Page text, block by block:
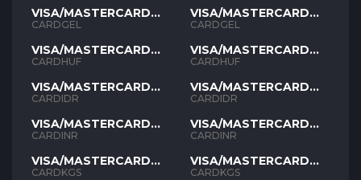
VISA/MASTERCARD
GEL
CARDGEL
VISA/MASTERCARD
HUF
CARDHUF
VISA/MASTERCARD
IDR
CARDIDR
VISA/MASTERCARD
INR
CARDINR
VISA/MASTERCARD
KGS
CARDKGS
VISA/MASTERCARD
GEL
CARDGEL
VISA/MASTERCARD
HUF
CARDHUF
VISA/MASTERCARD
IDR
CARDIDR
VISA/MASTERCARD
INR
CARDINR
VISA/MASTERCARD
KGS
CARDKGS